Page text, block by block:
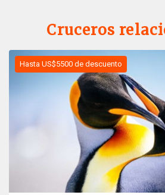
Cruceros
Hasta US$5500 de descuento